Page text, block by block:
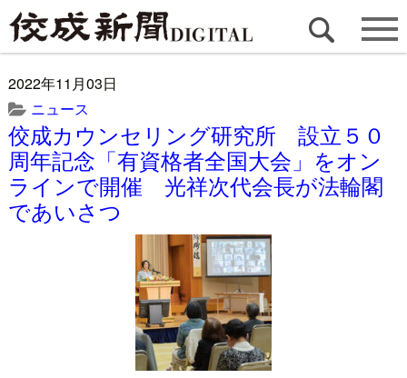
2022年11月03日
ニュース
佼成カウンセリング研究所 設立５０
周年記念「有資格者全国大会」をオン
ラインで開催 光祥次代会長が法輪閣
であいさつ